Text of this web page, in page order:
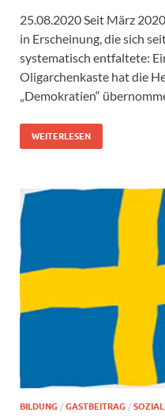
25.08.2020 Seit März
in Erscheinung, die sich
systematisch entfaltete:
Oligarchenkaste hat die
„Demokratien“
WEITERLESEN
BILDUNG / GASTBEITRAG /